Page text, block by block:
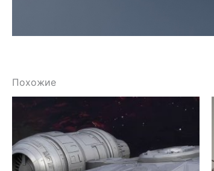
Похожие